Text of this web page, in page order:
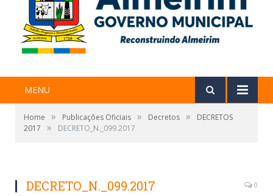
MENU
Home » Publicações Oficiais » Decretos »
DECRETOS
2017
» DECRETO_N._099.2017
DECRETO_N._099.2017 0